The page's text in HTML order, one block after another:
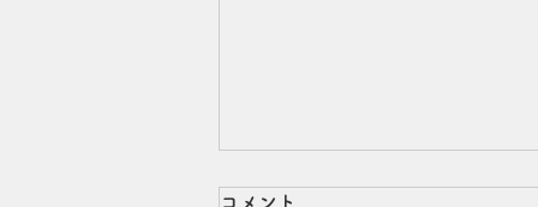
美容師たまちゃんの【夏の自
コメント